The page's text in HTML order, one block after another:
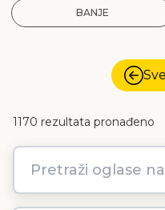
BANJE
1170 rezultata pronađeno
Pretraži oglase na